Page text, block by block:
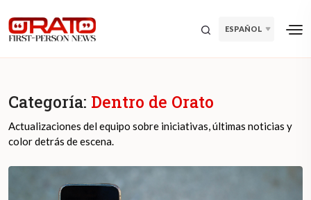
ESPAÑOL
Categoría: Dentro de Orato
Actualizaciones del equipo sobre iniciativas, últimas noticias y
color detrás de escena.